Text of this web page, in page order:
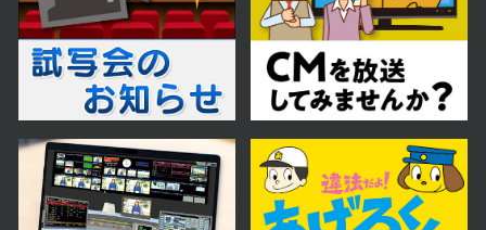
2026年04月13日 放送
第7話